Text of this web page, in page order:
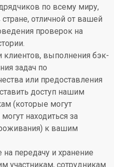
по всему миру,
отличной от вашей
проверок на
выполнения бэк-
задач по
или предоставления
доступ нашим
(которые могут
находиться за
к вашим
передачу и хранение
участникам, сотрудникам